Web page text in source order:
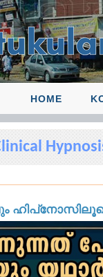
HOME